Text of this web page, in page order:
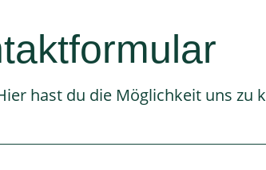
hast du die Möglichkeit uns zu